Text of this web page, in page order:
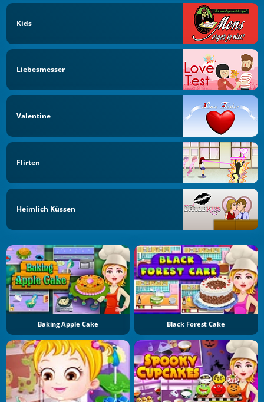
Kids
Liebesmesser
Valentine
Flirten
Heimlich Küssen
Baking Apple Cake Black Forest Cake